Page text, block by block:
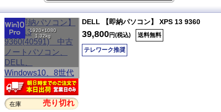
1920×1080
1.32kg
在庫 売り切れ
DELL 【即納パソコン】 XPS 13 9360
39,800円(税込) 送料無料
テレワーク推奨